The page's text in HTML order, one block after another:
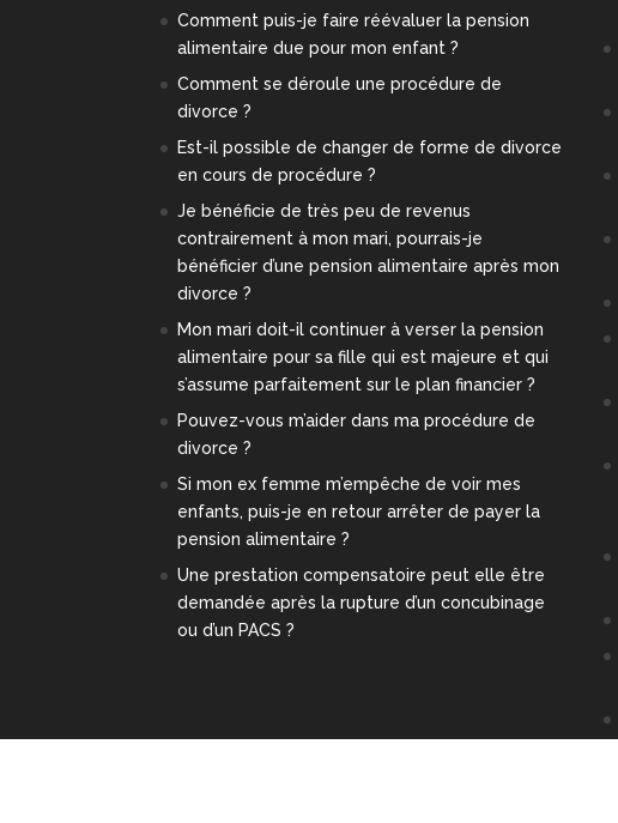
Comment puis-je faire réévaluer la pension
alimentaire due pour mon enfant ?
Comment se déroule une procédure de
divorce ?
Est-il possible de changer de forme de divorce
en cours de procédure ?
Je bénéficie de très peu de revenus
contrairement à mon mari, pourrais-je
bénéficier d’une pension alimentaire après mon
divorce ?
Mon mari doit-il continuer à verser la pension
alimentaire pour sa fille qui est majeure et qui
s’assume parfaitement sur le plan financier ?
Pouvez-vous m’aider dans ma procédure de
divorce ?
Si mon ex femme m’empêche de voir mes
enfants, puis-je en retour arrêter de payer la
pension alimentaire ?
Une prestation compensatoire peut elle être
demandée après la rupture d’un concubinage
ou d’un PACS ?